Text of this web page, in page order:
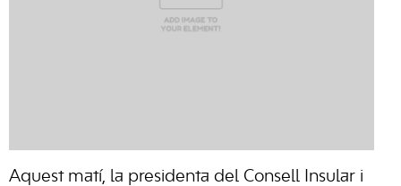
Aquest matí, la presidenta del Consell Insular i